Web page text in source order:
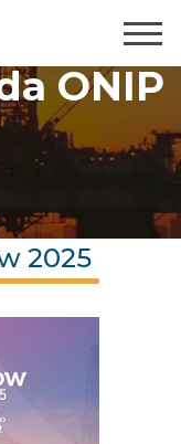
ONIP
2025